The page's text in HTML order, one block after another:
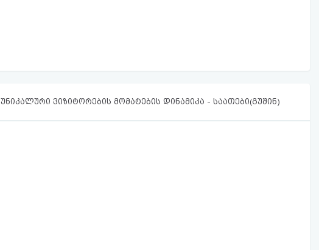
უნიკალური ვიზიტორების მომატების დინამიკა - საათები(გუშინ)